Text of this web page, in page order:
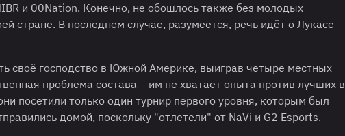
и 00Nation. Конечно, не обошлось также без молодых
стране. В последнем случае, разумеется, речь идёт о Лукасе
своё господство в Южной Америке, выиграв четыре местных
проблема состава – им не хватает опыта против лучших в
посетили только один турнир первого уровня, которым был
домой, поскольку "отлетели" от NaVi и G2 Esports.